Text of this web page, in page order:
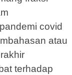
covid
atau
terhadap